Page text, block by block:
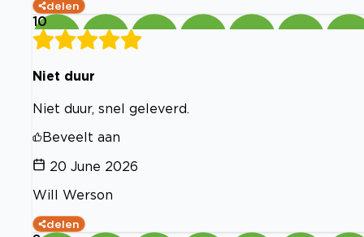
delen
10
Niet duur
Niet duur, snel geleverd.
Beveelt aan
20 June 2026
Will Werson
delen